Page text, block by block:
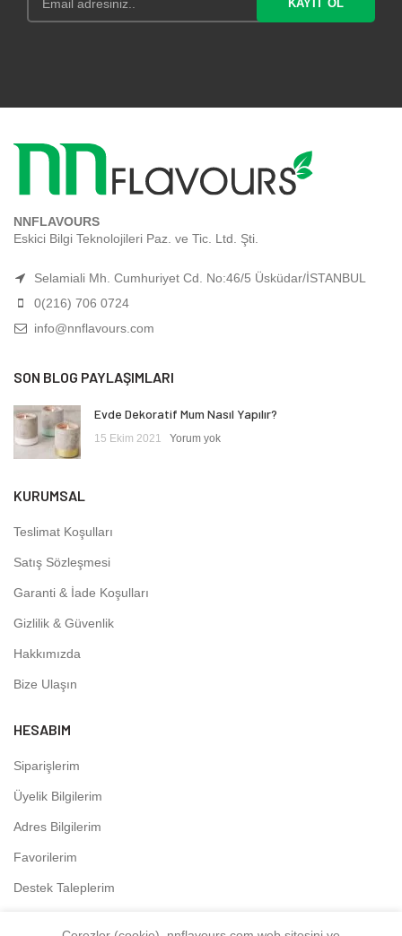
NNFLAVOURS
Eskici Bilgi Teknolojileri Paz. ve Tic. Ltd. Şti.
Selamiali Mh. Cumhuriyet Cd. No:46/5 Üsküdar/İSTANBUL
0(216) 706 0724
info@nnflavours.com
SON BLOG PAYLAŞIMLARI
Evde Dekoratif Mum Nasıl Yapılır?
15 Ekim 2021 Yorum yok
KURUMSAL
Teslimat Koşulları
Satış Sözleşmesi
Garanti & İade Koşulları
Gizlilik & Güvenlik
Hakkımızda
Bize Ulaşın
HESABIM
Siparişlerim
Üyelik Bilgilerim
Adres Bilgilerim
Favorilerim
Destek Taleplerim